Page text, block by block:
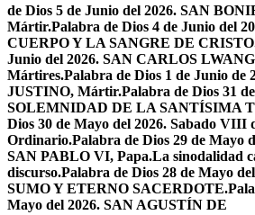
de Dios 5 de Junio del 2026. SAN
Mártir.Palabra de Dios 4 de Junio del
CUERPO Y LA SANGRE DE
Junio del 2026. SAN CARLOS
Mártires.Palabra de Dios 1 de Junio de
JUSTINO, Mártir.Palabra de Dios 31
SOLEMNIDAD DE LA SANTÍSIMA
Dios 30 de Mayo del 2026. Sabado VIII
Ordinario.Palabra de Dios 29 de Mayo
SAN PABLO VI, Papa.La sinodalidad
discurso.Palabra de Dios 28 de Mayo
SUMO Y ETERNO SACERDOTE.
Mayo del 2026. SAN AGUSTÍN DE